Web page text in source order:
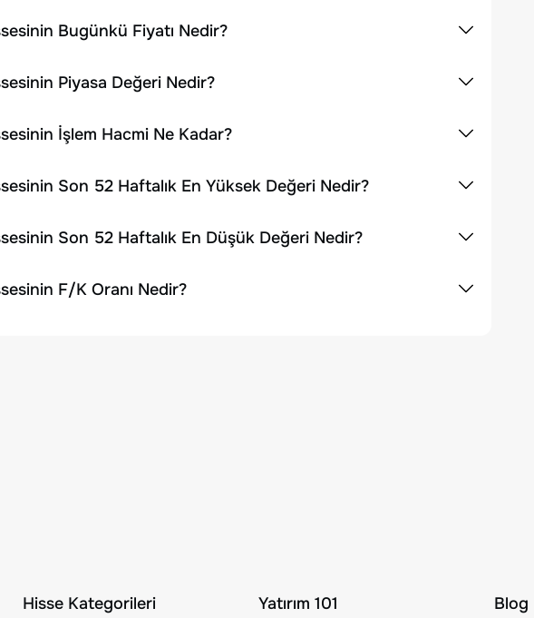
Bugünkü Fiyatı Nedir?
Piyasa Değeri Nedir?
İşlem Hacmi Ne Kadar?
Son 52 Haftalık En Yüksek Değeri Nedir?
Son 52 Haftalık En Düşük Değeri Nedir?
F/K Oranı Nedir?
Hisse Kategorileri Yatırım 101 Blog